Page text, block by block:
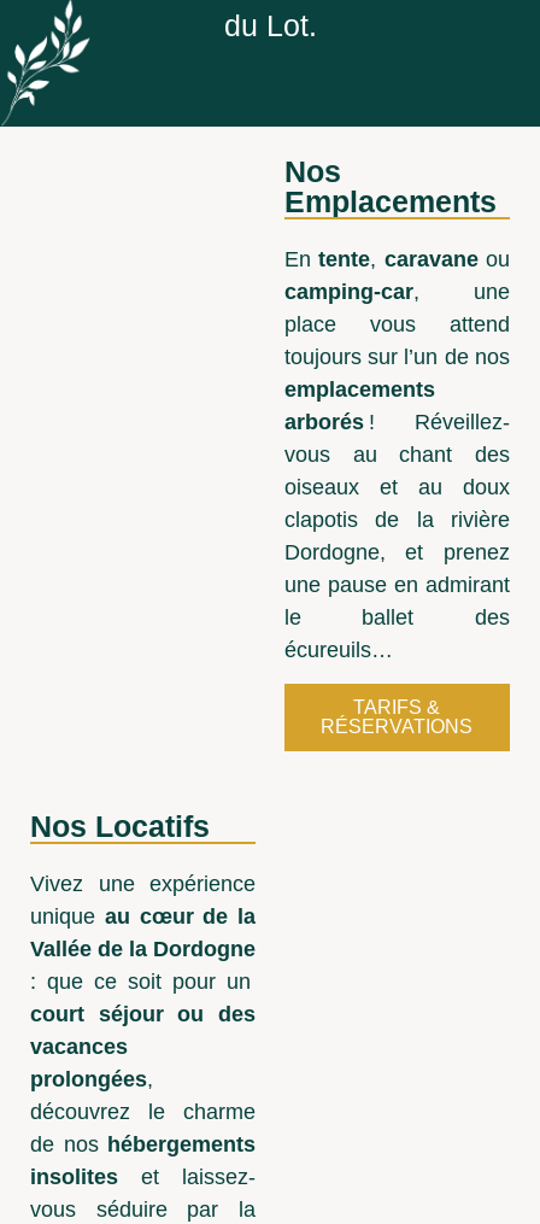
du Lot.
Nos
Emplacements
Entente, caravaneou
camping-car, une
place vous attend
toujours sur l’un de nos
emplacements
arborés! Réveillez-
vous au chant des
oiseaux et au doux
clapotis de la rivière
Dordogne, et prenez
une pause en admirant
le ballet des
écureuils…
TARIFS &
RÉSERVATIONS
Nos Locatifs
Vivez une expérience
unique au cœur de la
Vallée de la Dordogne
: que ce soit pour un
court séjour ou des
vacances
prolongées,
découvrez le charme
de nos hébergements
insolites et laissez-
vous séduire par la